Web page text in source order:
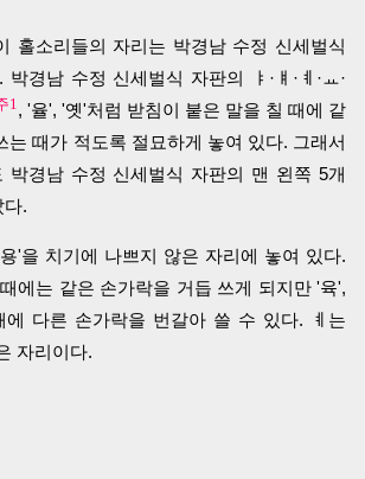
홀소리들의 자리는 박경남 수정 신세벌식
박경남 수정 신세벌식 자판의 ㅑ·ㅒ·ㅖ·ㅛ·
1, '율', '옛'처럼 받침이 붙은 말을 칠 때에 같
는 때가 적도록 절묘하게 놓여 있다. 그래서
박경남 수정 신세벌식 자판의 맨 왼쪽 5개
다.
'을 치기에 나쁘지 않은 자리에 놓여 있다.
에는 같은 손가락을 거듭 쓰게 되지만 '육',
다른 손가락을 번갈아 쓸 수 있다. ㅖ는
자리이다.